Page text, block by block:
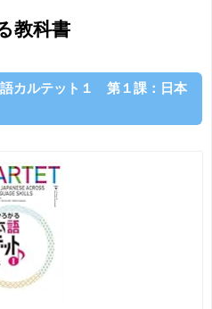
教科書
カルテット１ 第１課：日本